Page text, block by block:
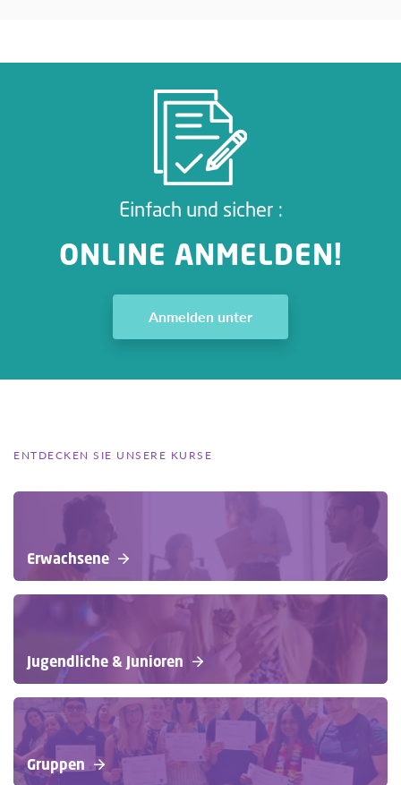
Einfach und sicher :
ONLINE ANMELDEN!
Anmelden unter
ENTDECKEN SIE UNSERE KURSE
Erwachsene
Jugendliche & Junioren
Gruppen